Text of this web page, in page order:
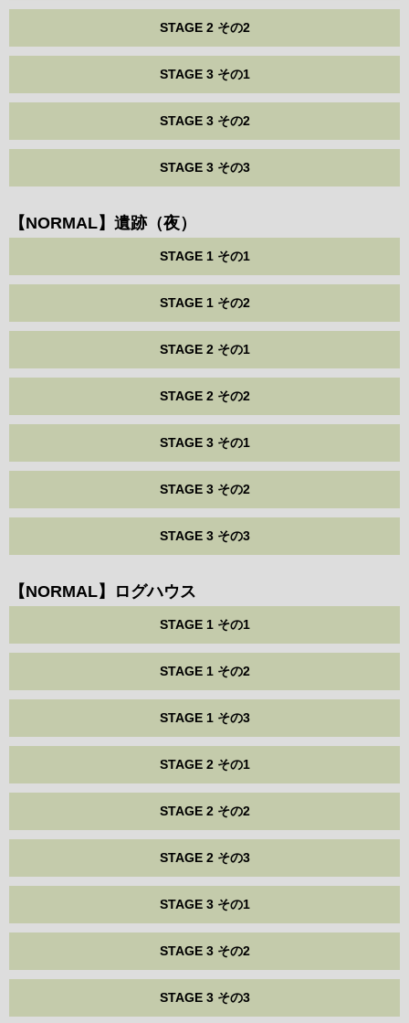
STAGE 2 その2
STAGE 3 その1
STAGE 3 その2
STAGE 3 その3
【NORMAL】遺跡（夜）
STAGE 1 その1
STAGE 1 その2
STAGE 2 その1
STAGE 2 その2
STAGE 3 その1
STAGE 3 その2
STAGE 3 その3
【NORMAL】ログハウス
STAGE 1 その1
STAGE 1 その2
STAGE 1 その3
STAGE 2 その1
STAGE 2 その2
STAGE 2 その3
STAGE 3 その1
STAGE 3 その2
STAGE 3 その3